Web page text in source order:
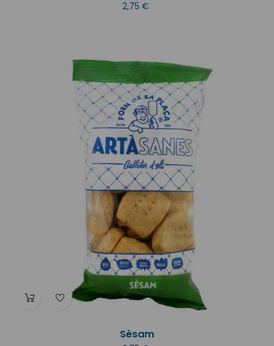
2,75 €
Sèsam